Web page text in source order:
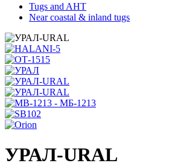
Tugs and AHT
Near coastal & inland tugs
УРАЛ-URAL